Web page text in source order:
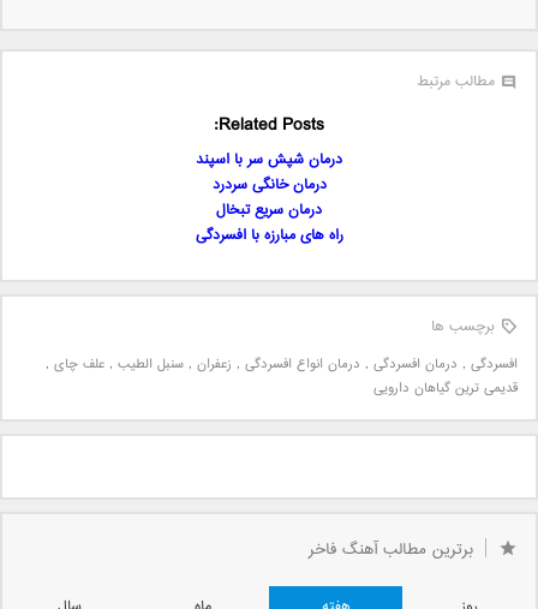
مطالب مرتبط
Related Posts:
درمان شپش سر با اسپند
درمان خانگی سردرد
درمان سریع تبخال
راه های مبارزه با افسردگی
برچسب ها
افسردگی , درمان افسردگی , درمان انواع افسردگی , زعفران , سنبل الطیب , علف چای ,
قدیمی ترین گیاهان دارویی
برترین مطالب آهنگ فاخر